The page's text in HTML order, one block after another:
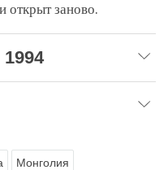
открыт заново.
Монголия